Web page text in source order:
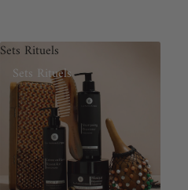
Sets Rituels
Sets Rituels